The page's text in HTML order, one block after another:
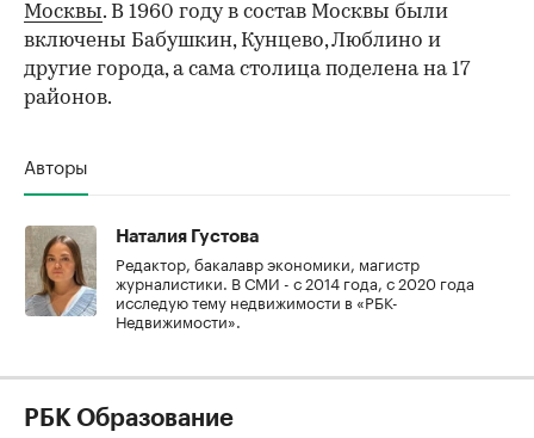
Москвы. В 1960 году в состав Москвы были
включены Бабушкин, Кунцево, Люблино и
другие города, а сама столица поделена на 17
районов.
Авторы
Наталия Густова
Редактор, бакалавр экономики, магистр
журналистики. В СМИ - с 2014 года, с 2020 года
исследую тему недвижимости в «РБК-
Недвижимости».
РБК Образование